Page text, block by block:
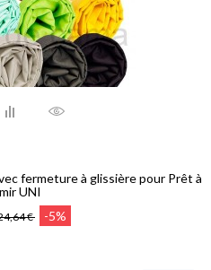
fermeture à glissière pour Prêt à
UNI
€ -5%